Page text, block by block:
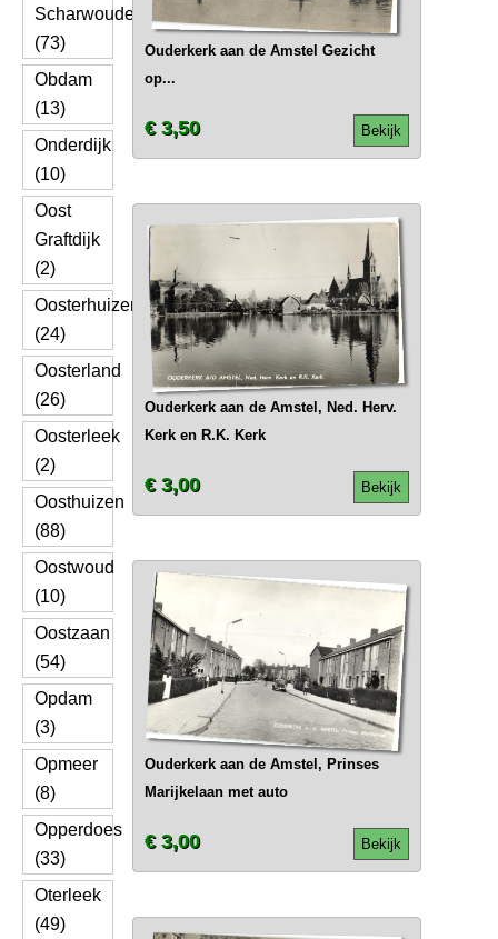
Scharwoude
(73)
Obdam
(13)
Onderdijk
(10)
Oost
Graftdijk
(2)
Oosterhuizen
(24)
Oosterland
(26)
Oosterleek
(2)
Oosthuizen
(88)
Oostwoud
(10)
Oostzaan
(54)
Opdam
(3)
Opmeer
(8)
Opperdoes
(33)
Oterleek
(49)
Ouderkerk aan de Amstel Gezicht
op...
Bekijk
€ 3,50
Ouderkerk aan de Amstel, Ned. Herv.
Kerk en R.K. Kerk
Bekijk
€ 3,00
Ouderkerk aan de Amstel, Prinses
Marijkelaan met auto
Bekijk
€ 3,00